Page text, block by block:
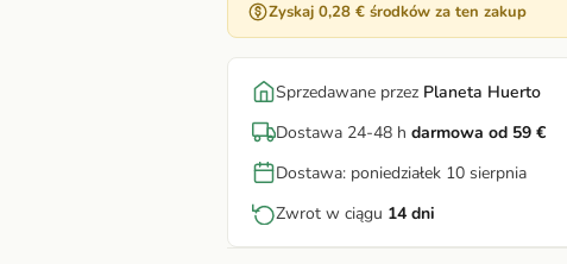
Zyskaj 0,28 € środków za ten zakup
Sprzedawane przez Planeta Huerto
Dostawa 24-48 h darmowa od 59 €
Dostawa: poniedziałek 10 sierpnia
Zwrot w ciągu 14 dni